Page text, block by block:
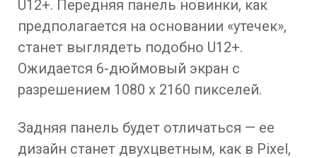
U12+. Передняя панель новинки, как
предполагается на основании «утечек»,
станет выглядеть подобно U12+.
Ожидается 6-дюймовый экран с
разрешением 1080 x 2160 пикселей.
Задняя панель будет отличаться — ее
дизайн станет двухцветным, как в Pixel,